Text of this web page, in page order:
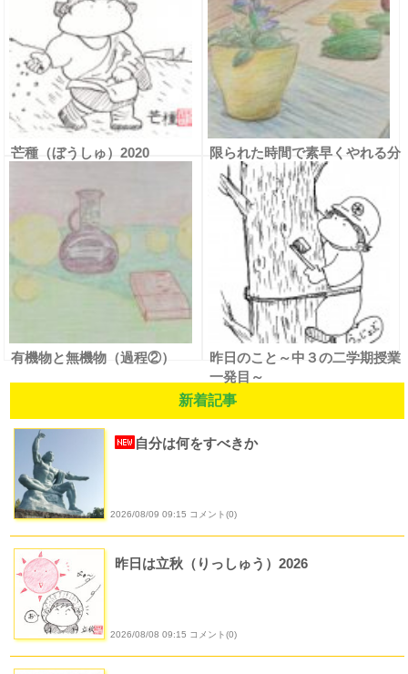
芒種（ぼうしゅ）2020
限られた時間で素早くやれる分
（完成）
有機物と無機物（過程②）
昨日のこと～中３の二学期授業
一発目～
新着記事
自分は何をすべきか
2026/08/09 09:15 コメント(0)
昨日は立秋（りっしゅう）2026
2026/08/08 09:15 コメント(0)